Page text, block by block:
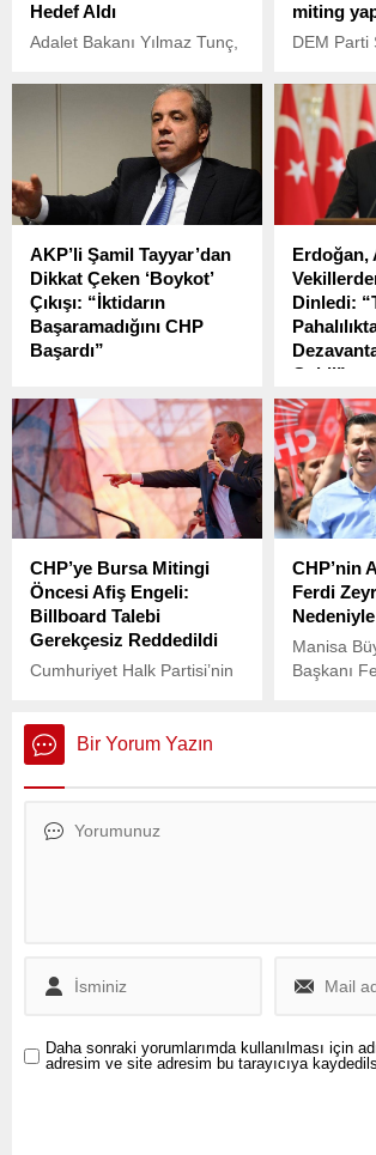
Hedef Aldı
Adalet Bakanı Yılmaz Tunç,
Belediye (İBB) Başkanı
Ekrem İmamoğlu’na yönelik
başlatılan soruşturma ve
gözaltılara ilişkin
açıklamalar yaptı.
miting
DEM Parti
Mersin'de
miting
belirterek,
rejiminin
duyarlı
itiraz etme
AKP’li Şamil Tayyar’dan
Dikkat Çeken ‘Boykot’
Çıkışı: “İktidarın
Başaramadığını CHP
Başardı”
Belediye (İBB) Başkanı
Ekrem İmamoğlu’nun
tutuklanmasının ardından
başlayan protestolar, kısa
sürede boykota dönüştü.
Erdoğan,
Dinledi:
Geldi”
Genel
Tayyip
Çarşamba
araya
CHP’ye Bursa Mitingi
Öncesi Afiş Engeli:
Billboard Talebi
Gerekçesiz Reddedildi
Cumhuriyet Halk Partisi’nin
gerçekleştireceği “Millet
İradesine Sahip Çıkıyor”
mitingi öncesi billboardlara
gerekçe gösterilmeden
CHP’nin
Ferdi
Manisa
Başkanı
hayatını
Bir Yorum Yazın
Daha sonraki yorumlarımda kullanılması için
adresim ve site adresim bu tarayıcıya